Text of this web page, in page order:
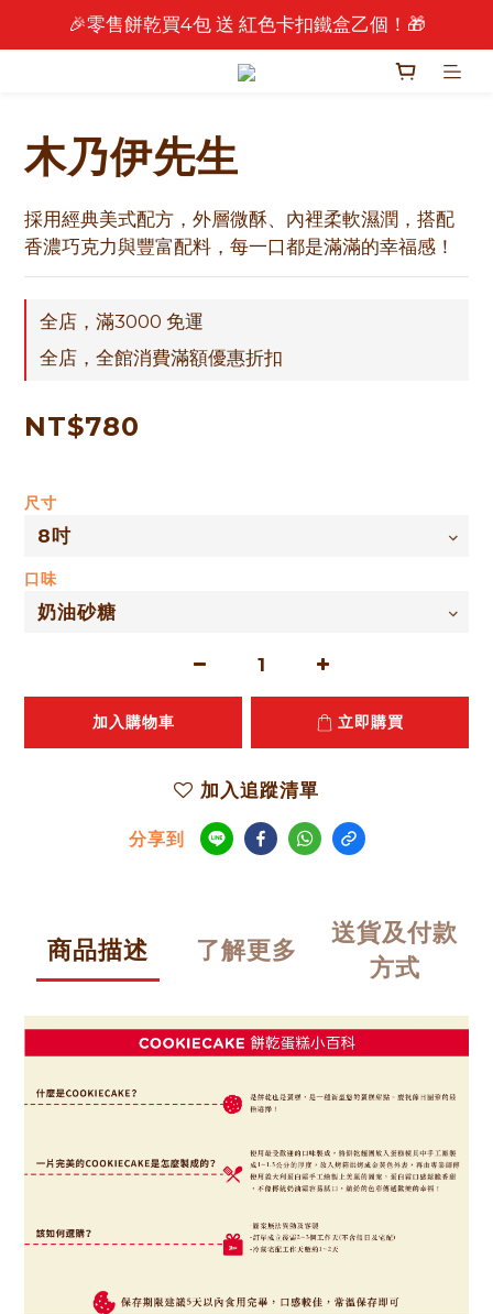
🎉 2026 中秋早鳥優惠中 🎉
🎉零售餅乾買4包 送 紅色卡扣鐵盒乙個！🎁
🎉 2026 中秋早鳥優惠中 🎉
木乃伊先生
採用經典美式配方，外層微酥、內裡柔軟濕潤，搭配
香濃巧克力與豐富配料，每一口都是滿滿的幸福感！
全店，滿3000 免運
全店，全館消費滿額優惠折扣
NT$780
尺寸
口味
加入購物車 立即購買
加入追蹤清單
分享到
商品描述 了解更多
送貨及付款
方式